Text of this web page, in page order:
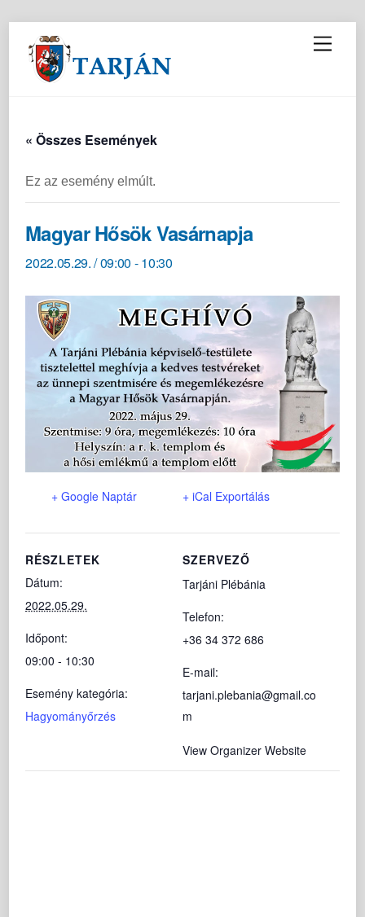
M
e
« Összes Események
Ez az esemény elmúlt.
Magyar Hősök Vasárnapja
2022.05.29. / 09:00 -10:30
+ Google Naptár + iCal Exportálás
RÉSZLETEK
Dátum:
2022.05.29.
Időpont:
09:00 - 10:30
Esemény kategória:
Hagyományőrzés
SZERVEZŐ
Tarjáni Plébánia
Telefon:
+36 34 372 686
E-mail:
tarjani.plebania@gmail.co
m
View Organizer Website